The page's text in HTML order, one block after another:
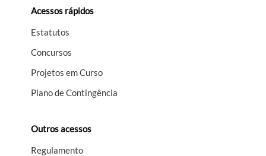
Acessos rápidos
Estatutos
Concursos
Projetos em Curso
Plano de Contingência
Outros acessos
Regulamento